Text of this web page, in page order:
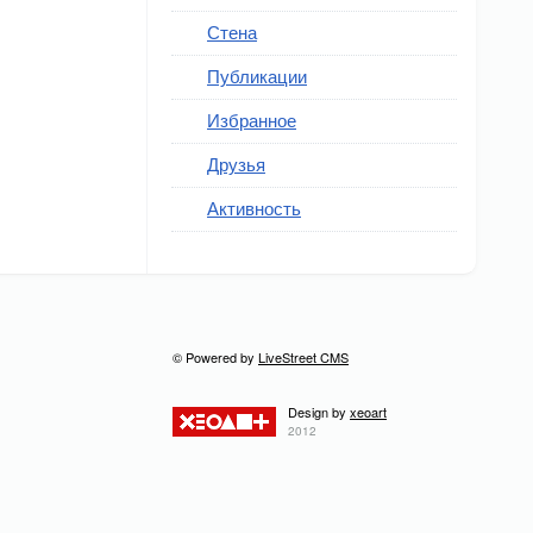
Стена
Публикации
Избранное
Друзья
Активность
© Powered by LiveStreet CMS
Design by xeoart
2012